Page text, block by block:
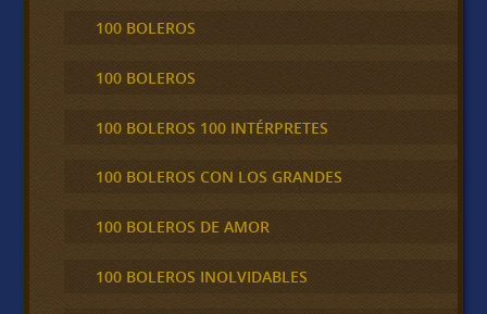
100 BOLEROS
100 BOLEROS
100 BOLEROS 100 INTÉRPRETES
100 BOLEROS CON LOS GRANDES
100 BOLEROS DE AMOR
100 BOLEROS INOLVIDABLES